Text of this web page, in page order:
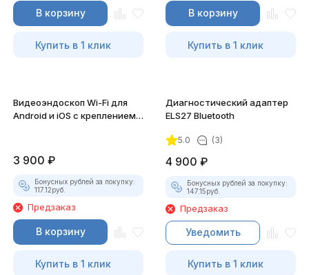
В корзину
Купить в 1 клик
В корзину
Купить в 1 клик
Видеоэндоскоп Wi-Fi для
Android и iOS с креплением
3 900 ₽
Бонусных рублей за покупку:
117.12руб.
Предзаказ
В корзину
Купить в 1 клик
Диагностический адаптер
ELS27 Bluetooth
5.0 (3)
4 900 ₽
Бонусных рублей за покупку:
147.15руб.
Предзаказ
Уведомить
Купить в 1 клик